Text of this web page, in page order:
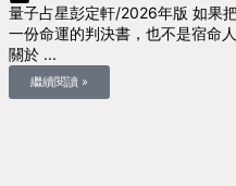
量子占星彭定軒/2026年版 如果
一份命運的判決書，也不是宿命
關於 ...
繼續閱讀 »